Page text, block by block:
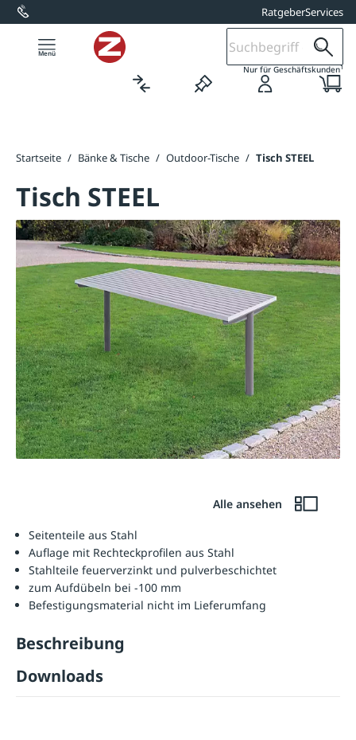
springen RatgeberServices
Nur für Geschäftskunden1
Startseite / Bänke & Tische / Outdoor-Tische / Tisch STEEL
Tisch STEEL
Alle ansehen
Seitenteile aus Stahl
Auflage mit Rechteckprofilen aus Stahl
Stahlteile feuerverzinkt und pulverbeschichtet
zum Aufdübeln bei -100 mm
Befestigungsmaterial nicht im Lieferumfang
Beschreibung
Downloads